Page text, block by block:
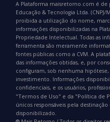
A Plataforma maisretorno.com é de
Educação & Tecnologia Ltda. (CNPJ/
proibida a utilização do nome,
informações disponibilizadas na
Propriedade Intelectual. Todas as
ferramenta são meramente
fontes públicas como a CVM. A
das informações obtidas, e, por
configuram, sob nenhuma
investimento. Informações
confidenciais, e os usuários,
"Termos de Uso" e da "Política de
únicos responsáveis pela
disponibilizado.